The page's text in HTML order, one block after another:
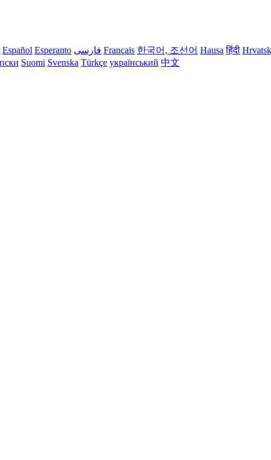
Español Esperanto فارسی Français 한국어, 조선어 Hausa हिंदी
Suomi Svenska Türkçe український 中文